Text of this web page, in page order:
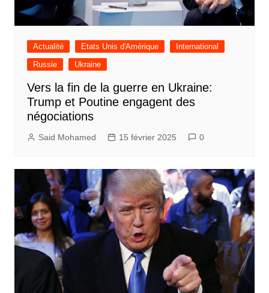
Actualité Etats Unis d'Amérique
International
Russie
Ukraine
Vers la fin de la guerre en Ukraine:
Trump et Poutine engagent des
négociations
Said Mohamed 15 février 2025 0